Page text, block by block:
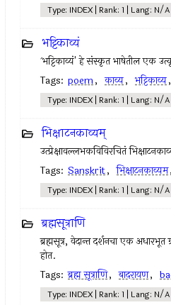
Type: INDEX | Rank: 1 | Lang: N/A
भट्टिकाव्यं
`भट्टिकाव्यं' हे संस्कृत भाषेतील एक
Tags: poem, काव्य, भट्टिकाव्य,
Type: INDEX | Rank: 1 | Lang: N/A
भिक्षाटनकाव्यम्
उत्प्रेक्षावल्लभकविविरचितं
Tags: Sanskrit, भिक्षाटनकाव्यम,
Type: INDEX | Rank: 1 | Lang: N/A
ब्रह्मसूत्राणि
ब्रह्मसूत्र, वेदान्त दर्शनचा एक अधारभूत
होत.
Tags: ब्रह्म सूत्राणि, बादरायण,
Type: INDEX | Rank: 1 | Lang: N/A